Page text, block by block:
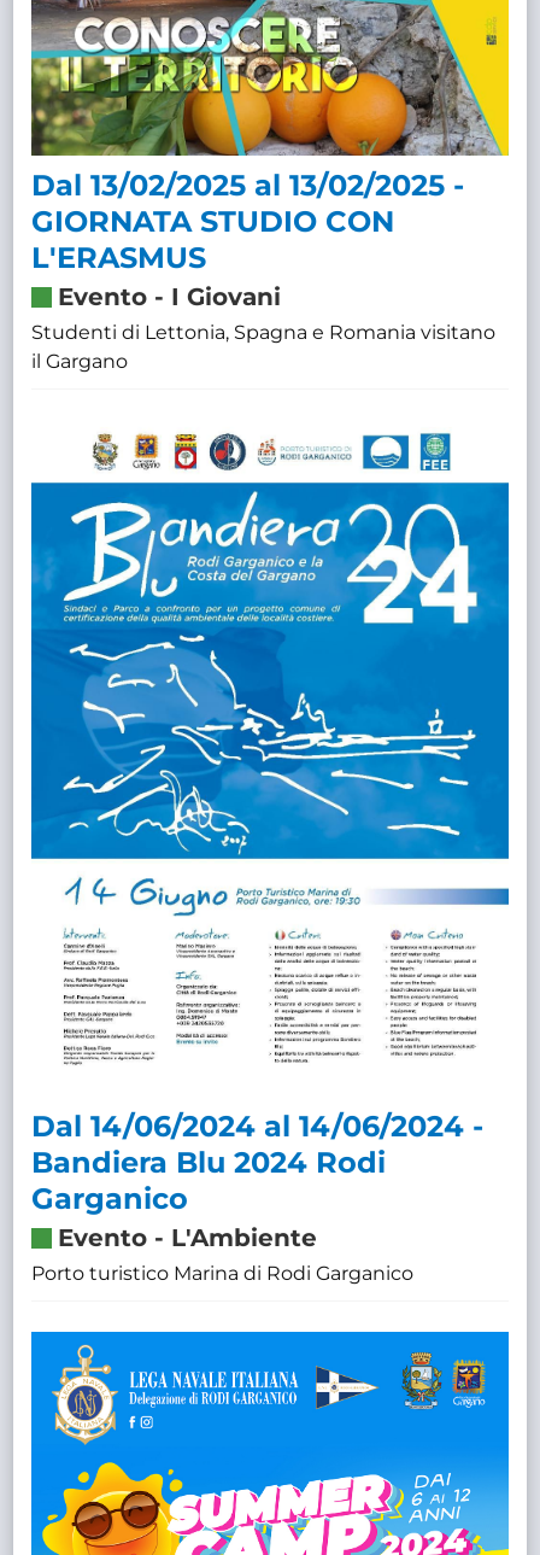
Dal 13/02/2025 al 13/02/2025 -
GIORNATA STUDIO CON
L'ERASMUS
Evento - I Giovani
Studenti di Lettonia, Spagna e Romania visitano
il Gargano
Dal 14/06/2024 al 14/06/2024 -
Bandiera Blu 2024 Rodi
Garganico
Evento - L'Ambiente
Porto turistico Marina di Rodi Garganico